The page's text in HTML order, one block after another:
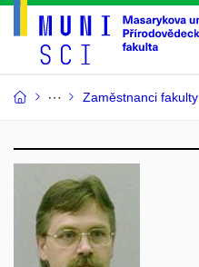
Zaměstnanci fakulty